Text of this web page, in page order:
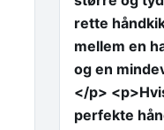
rette
mellem en
og en
</p>
perfekte